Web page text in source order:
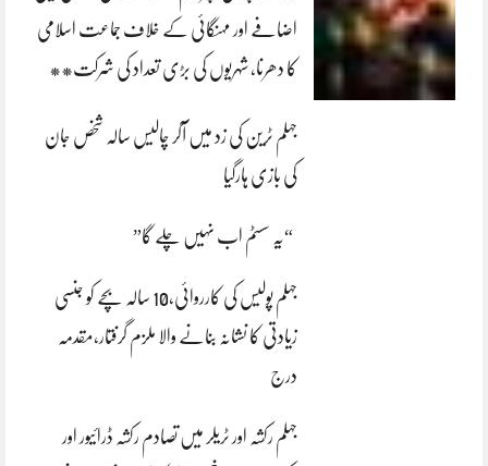
اضافے اور مہنگائی کے خلاف جماعت اسلامی
کا دھرنا، شہریوں کی بڑی تعداد کی شرکت**
جہلم ٹرین کی زد میں آکر چالیس سالہ شخص جان
کی بازی ہارگیا
“یہ سسٹم اب نہیں چلے گا”
جہلم پولیس کی کارروائی،10 سالہ بچے کو جنسی
زیادتی کا نشانہ بنانے والا ملزم گرفتار،مقدمہ
درج
جہلم رکشہ اور ٹریلر میں تصادم رکشہ ڈرائیور اور